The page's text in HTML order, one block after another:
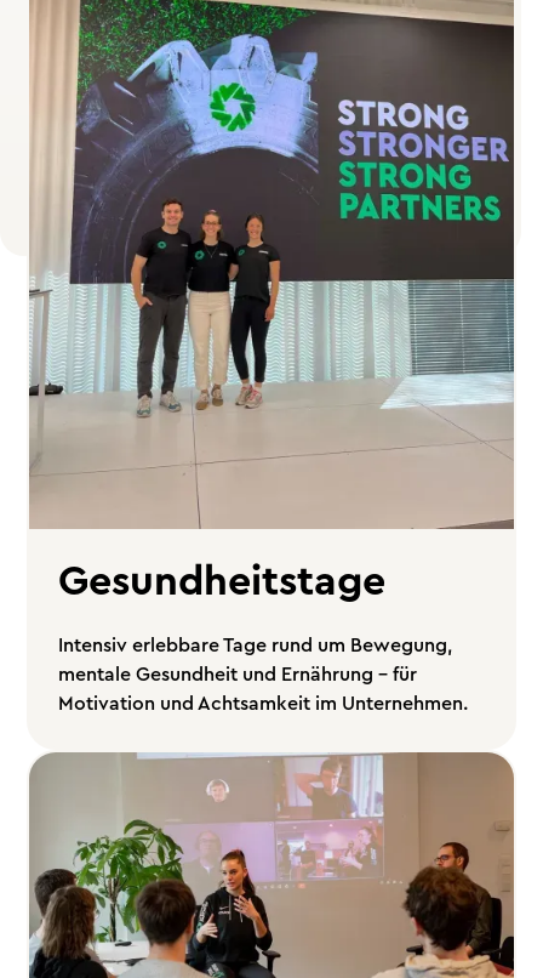
Gesundheitstage
Intensiv erlebbare Tage rund um Bewegung,
mentale Gesundheit und Ernährung – für
Motivation und Achtsamkeit im Unternehmen.